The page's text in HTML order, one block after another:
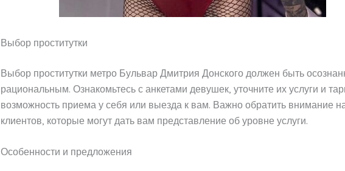
Выбор проститутки
Выбор проститутки метро Бульвар Дмитрия Донского должен быть
рациональным. Ознакомьтесь с анкетами девушек, уточните их услуги и
возможность приема у себя или выезда к вам. Важно обратить внимание
клиентов, которые могут дать вам представление об уровне услуги.
Особенности и предложения